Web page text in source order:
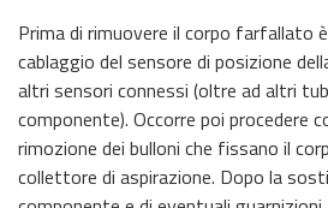
Prima di rimuovere il corpo farfallato
cablaggio del sensore di posizione
altri sensori connessi (oltre ad altri
componente). Occorre poi procedere
rimozione dei bulloni che fissano il
collettore di aspirazione. Dopo la